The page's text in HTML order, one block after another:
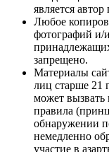
является
Любое
фотографий и/
запрещено.
Материалы
лиц старше 21
может вызвать
правила
обнаружении
немедленно
участие в